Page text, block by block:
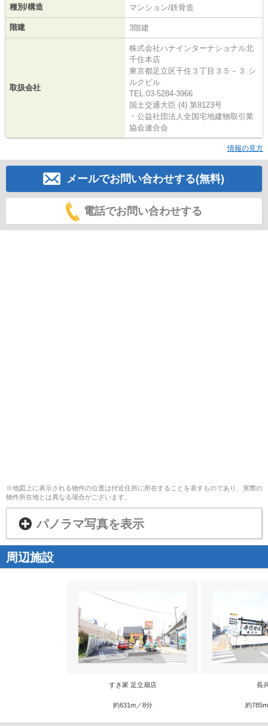
種別/構造 マンション/鉄骨造
階建 3階建
取扱会社
株式会社ハナインターナショナル北
千住本店
東京都足立区千住３丁目３５－３ シ
ルクビル
TEL:03-5284-3966
国土交通大臣 (4) 第8123号
・公益社団法人全国宅地建物取引業
協会連合会
情報の見方
メールでお問い合わせする(無料)
電話でお問い合わせする
※地図上に表示される物件の位置は付近住所に所在することを表すものであり、実際の
物件所在地とは異なる場合がございます。
パノラマ写真を表示
周辺施設
すき家 足立扇店
約631m／8分
長
約